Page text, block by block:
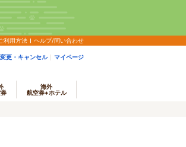
利用方法 ヘルプ/問い合わせ
更・キャンセル マイページ
海外
航空券+ホテル